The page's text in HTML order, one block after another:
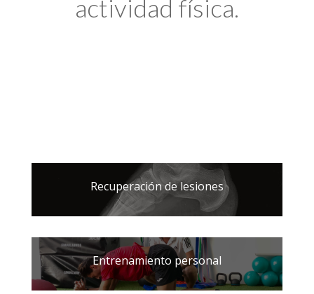
actividad física.
Recuperación de lesiones
Entrenamiento personal